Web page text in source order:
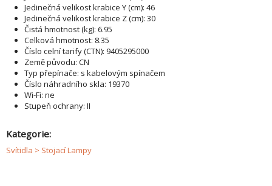
Jedinečná velikost krabice Y (cm): 46
Jedinečná velikost krabice Z (cm): 30
Čistá hmotnost (kg): 6.95
Celková hmotnost: 8.35
Číslo celní tarify (CTN): 9405295000
Země původu: CN
Typ přepínače: s kabelovým spínačem
Číslo náhradního skla: 19370
Wi-Fi: ne
Stupeň ochrany: II
Kategorie:
Svítidla > Stojací Lampy